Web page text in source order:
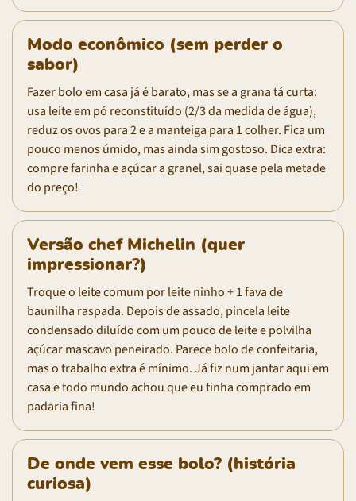
Modo econômico (sem perder o
sabor)
Fazer bolo em casa já é barato, mas se a grana tá curta:
usa leite em pó reconstituído (2/3 da medida de água),
reduz os ovos para 2 e a manteiga para 1 colher. Fica um
pouco menos úmido, mas ainda sim gostoso. Dica extra:
compre farinha e açúcar a granel, sai quase pela metade
do preço!
Versão chef Michelin (quer
impressionar?)
Troque o leite comum por leite ninho + 1 fava de
baunilha raspada. Depois de assado, pincela leite
condensado diluído com um pouco de leite e polvilha
açúcar mascavo peneirado. Parece bolo de confeitaria,
mas o trabalho extra é mínimo. Já fiz num jantar aqui em
casa e todo mundo achou que eu tinha comprado em
padaria fina!
De onde vem esse bolo? (história
curiosa)